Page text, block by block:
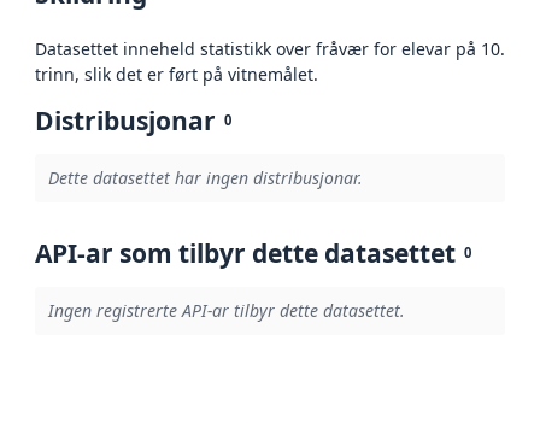
Datasettet inneheld statistikk over fråvær for elevar på 10.
trinn, slik det er ført på vitnemålet.
Distribusjonar 0
Dette datasettet har ingen distribusjonar.
API-ar som tilbyr dette datasettet 0
Ingen registrerte API-ar tilbyr dette datasettet.